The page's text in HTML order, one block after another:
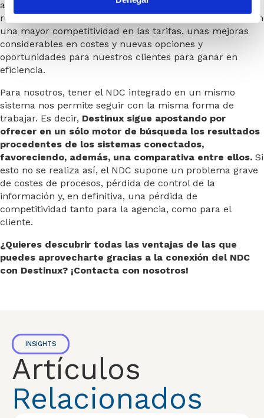
acceso a un amplio abanico tarifas para poder realizar la
reserva si lo desea. Esto repercute, de manera directa, en
una mayor competitividad en las tarifas, unas mejoras
considerables en costes y nuevas opciones y
oportunidades para nuestros clientes para ganar en
eficiencia.
Para nosotros, tener el NDC integrado en un mismo
sistema nos permite seguir con la misma forma de
trabajar. Es decir, Destinux sigue apostando por
ofrecer en un sólo motor de búsqueda los resultados
procedentes de los sistemas conectados,
favoreciendo, además, una comparativa entre ellos. Si
esto no se realiza así, el NDC supone un problema grave
de costes de procesos, pérdida de control de la
información y, en definitiva, una pérdida de
competitividad tanto para la agencia, como para el
cliente.
¿Quieres descubrir todas las ventajas de las que
puedes aprovecharte gracias a la conexión del NDC
con Destinux? ¡Contacta con nosotros!
INSIGHTS
Artículos
Relacionados